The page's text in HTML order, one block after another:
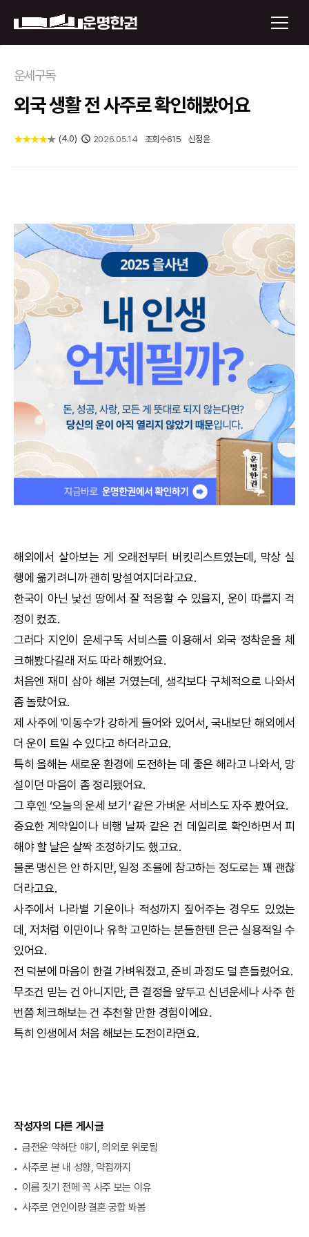
운명한권 보기
미래 배우자 얼굴
신년운세
토정비결
오늘의 운세
작명
꿈해몽
수리사주
문의사항
회원가입
운세구독
외국 생활 전 사주로 확인해봤어요
★★★★★ (4.0) 2026.05.14 조회수615 신정윤
해외에서 살아보는 게 오래전부터 버킷리스트였는데, 막상 실
행에 옮기려니까 괜히 망설여지더라고요.
한국이 아닌 낯선 땅에서 잘 적응할 수 있을지, 운이 따를지 걱
정이 컸죠.
그러다 지인이 운세구독 서비스를 이용해서 외국 정착운을 체
크해봤다길래 저도 따라 해봤어요.
처음엔 재미 삼아 해본 거였는데, 생각보다 구체적으로 나와서
좀 놀랐어요.
제 사주에 '이동수'가 강하게 들어와 있어서, 국내보단 해외에서
더 운이 트일 수 있다고 하더라고요.
특히 올해는 새로운 환경에 도전하는 데 좋은 해라고 나와서, 망
설이던 마음이 좀 정리됐어요.
그 후엔 ‘오늘의 운세 보기’ 같은 가벼운 서비스도 자주 봤어요.
중요한 계약일이나 비행 날짜 같은 건 데일리로 확인하면서 피
해야 할 날은 살짝 조정하기도 했고요.
물론 맹신은 안 하지만, 일정 조율에 참고하는 정도로는 꽤 괜찮
더라고요.
사주에서 나라별 기운이나 적성까지 짚어주는 경우도 있었는
데, 저처럼 이민이나 유학 고민하는 분들한텐 은근 실용적일 수
있어요.
전 덕분에 마음이 한결 가벼워졌고, 준비 과정도 덜 흔들렸어요.
무조건 믿는 건 아니지만, 큰 결정을 앞두고신년운세 나 사주 한
번쯤 체크해보는 건 추천할 만한 경험이에요.
특히 인생에서 처음 해보는 도전이라면요.
작성자의 다른 게시글
금전운 약하단 얘기, 의외로 위로됨
사주로 본 내 성향, 약점까지
이름 짓기 전에 꼭 사주 보는 이유
사주로 연인이랑 결혼 궁합 봐봄